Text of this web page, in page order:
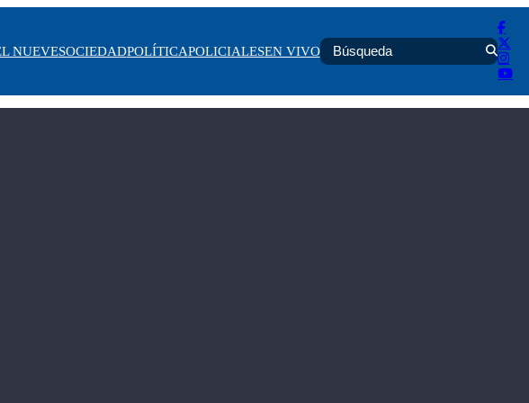
NUEVESOCIEDADPOLÍTICAPOLICIALESEN VIVO